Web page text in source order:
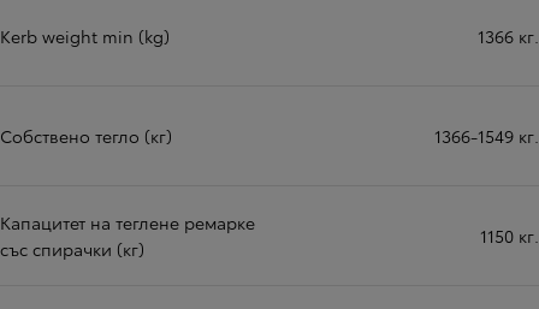
Kerb weight min (kg) 1366 кг.
Собствено тегло (кг) 1366-1549 кг.
Капацитет на теглене ремарке
със спирачки (кг)
1150 кг.